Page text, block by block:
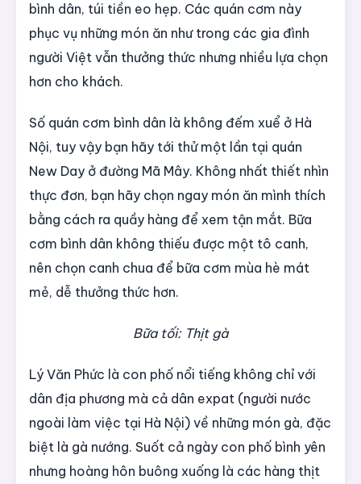
bình dân, túi tiền eo hẹp. Các quán cơm này
phục vụ những món ăn như trong các gia đình
người Việt vẫn thưởng thức nhưng nhiều lựa chọn
hơn cho khách.
Số quán cơm bình dân là không đếm xuể ở Hà
Nội, tuy vậy bạn hãy tới thử một lần tại quán
New Day ở đường Mã Mây. Không nhất thiết nhìn
thực đơn, bạn hãy chọn ngay món ăn mình thích
bằng cách ra quầy hàng để xem tận mắt. Bữa
cơm bình dân không thiếu được một tô canh,
nên chọn canh chua để bữa cơm mùa hè mát
mẻ, dễ thưởng thức hơn.
Bữa tối: Thịt gà
Lý Văn Phức là con phố nổi tiếng không chỉ với
dân địa phương mà cả dân expat (người nước
ngoài làm việc tại Hà Nội) về những món gà, đặc
biệt là gà nướng. Suốt cả ngày con phố bình yên
nhưng hoàng hôn buông xuống là các hàng thịt